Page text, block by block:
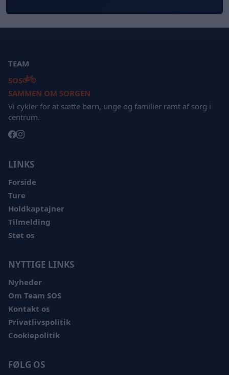
TEAM
SOS
SAMMEN OM SORGEN
Vi cykler for at sætte børn, unge og familier ramt af sorg i
centrum.
LINKS
Forside
Ture
Holdkaptajner
Tilmelding
Støt os
NYTTIGE LINKS
Nyheder
Om Team SOS
Kontakt os
Privatlivspolitik
Cookiepolitik
FØLG OS